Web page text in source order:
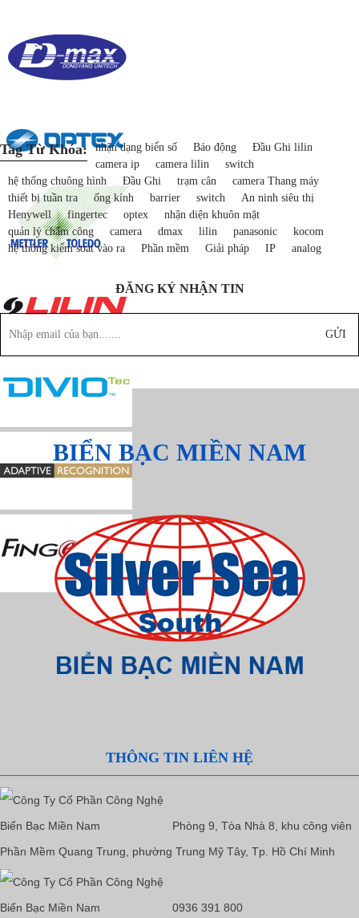
Tag Từ Khóa: nhận dạng biển số Báo động
Đầu Ghi lilin
camera ip
camera lilin
switch
hệ thống chuông hình
Đầu Ghi trạm cân
camera Thang máy
thiết bị tuần tra
ống kính barrier switch
An ninh siêu thị
Henywell
fingertec optex
nhận diện khuôn mặt
quản lý chấm công
camera dmax lilin panasonic
kocom
hệ thống kiểm soát vào ra
Phần mềm Giải pháp IP analog
ĐĂNG KÝ NHẬN TIN
GỬI
BIỂN BẠC MIỀN NAM
THÔNG TIN LIÊN HỆ
Phòng 9, Tòa Nhà 8, khu công viên
Phần Mềm Quang Trung, phường Trung Mỹ Tây, Tp. Hồ Chí Minh
0936 391 800